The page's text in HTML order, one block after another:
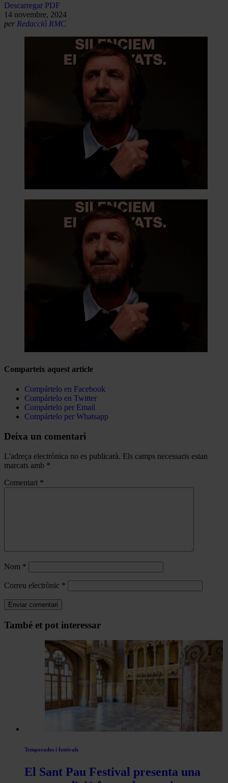
Descarregar PDF
14 novembre, 2024
per Redacció RMC
Comparteix aquest article
Compártelo en Facebook
Compártelo en Twitter
Compártelo per Email
Compártelo per Whatsapp
Deixa un comentari
L'adreça electrònica no es publicarà. Els camps necessaris estan
marcats amb *
Comentari *
Nom *
Correu electrònic *
Navegar
També et pot interessar
Temporades i festivals
El Sant Pau Festival presenta una